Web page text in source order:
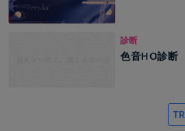
診断
色音HO診断